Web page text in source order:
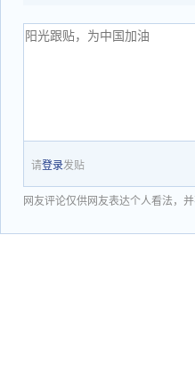
请登录发贴
网友评论仅供网友表达个人看法，